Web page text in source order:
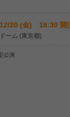
20 (金) 18:30 開
ーム (東京都)
公演